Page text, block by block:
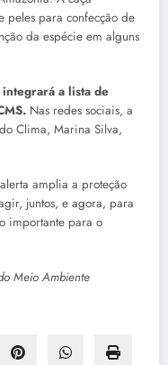
peles para confecção de
da espécie em alguns
integrará a lista de
Nas redes sociais, a
Clima, Marina Silva,
amplia a proteção
juntos, e agora, para
importante para o
Meio Ambiente